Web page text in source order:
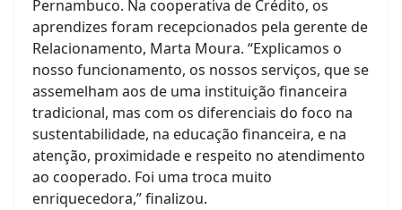
Pernambuco. Na cooperativa de Crédito, os
aprendizes foram recepcionados pela gerente de
Relacionamento, Marta Moura. “Explicamos o
nosso funcionamento, os nossos serviços, que se
assemelham aos de uma instituição financeira
tradicional, mas com os diferenciais do foco na
sustentabilidade, na educação financeira, e na
atenção, proximidade e respeito no atendimento
ao cooperado. Foi uma troca muito
enriquecedora,” finalizou.